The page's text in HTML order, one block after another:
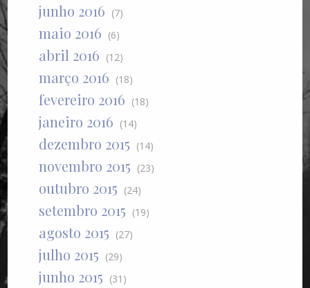
junho 2016 (7)
maio 2016 (6)
abril 2016 (12)
março 2016 (18)
fevereiro 2016 (18)
janeiro 2016 (14)
dezembro 2015 (14)
novembro 2015 (23)
outubro 2015 (24)
setembro 2015 (19)
agosto 2015 (27)
julho 2015 (29)
junho 2015 (31)